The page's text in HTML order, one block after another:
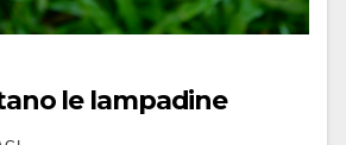
le lampadine